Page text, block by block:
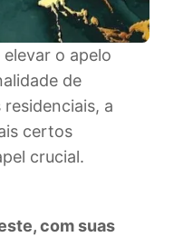
o apelo
de
a
certos
crucial.
com suas